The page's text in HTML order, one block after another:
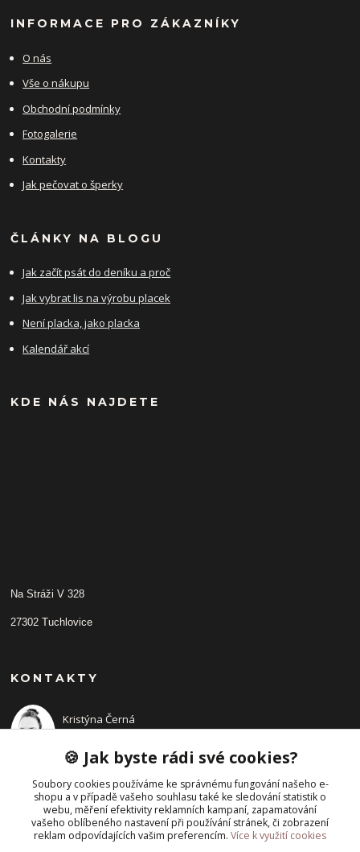
INFORMACE PRO ZÁKAZNÍKY
O nás
Vše o nákupu
Obchodní podmínky
Fotogalerie
Kontakty
Jak pečovat o šperky
ČLÁNKY NA BLOGU
Jak začít psát do deníku a proč
Jak vybrat lis na výrobu placek
Není placka, jako placka
Kalendář akcí
KDE NÁS NAJDETE
Na Stráži V 328
27302 Tuchlovice
KONTAKTY
Kristýna Černá
+420 702210942
(Po-Pá, 9-14 hod.)
🍪 Jak byste rádi své cookies?
Soubory cookies používáme ke správnému fungování našeho e-
shopu a v případě vašeho souhlasu také ke sledování statistik o
webu, měření efektivity reklamních kampaní, zapamatování
vašeho oblíbeného nastavení při používání stránek, či zobrazení
reklam odpovídajících vašim preferencím. Více k využití cookies